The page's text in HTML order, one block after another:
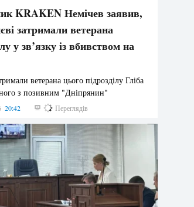
KRAKEN Немічев заявив,
затримали ветерана
у зв’язку із вбивством на
ветерана цього підрозділу Гліба
з позивним "Дніпрянин"
20:42 173 Переглядів